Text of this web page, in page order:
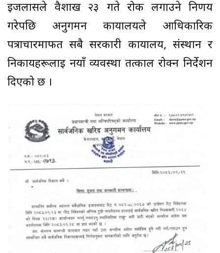
इजलासले वैशाख २३ गते रोक लगाउने निर्णय
गरेपछि अनुगमन कार्यालयले आधिकारिक
पत्राचारमार्फत सबै सरकारी कार्यालय, संस्थान र
निकायहरूलाई नयाँ व्यवस्था तत्काल रोक्न निर्देशन
दिएको छ ।